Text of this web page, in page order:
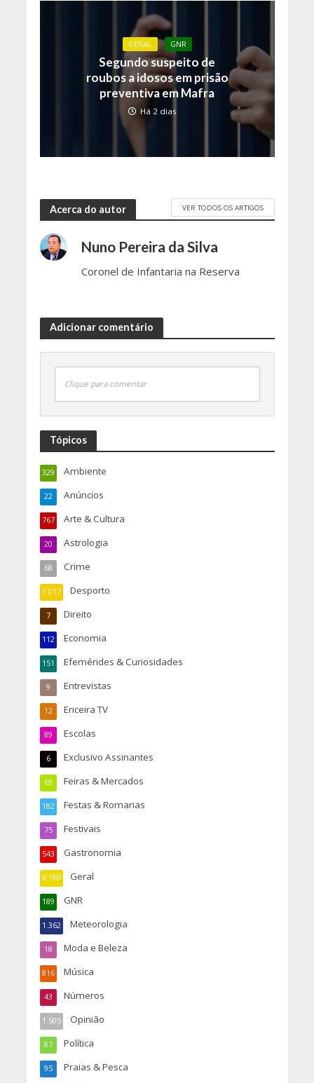
GERAL GNR
Segundo suspeito de
roubos a idosos em prisão
preventiva em Mafra
Há 2 dias
Acerca do autor VER TODOS OS ARTIGOS
Nuno Pereira da Silva
Coronel de Infantaria na Reserva
Adicionar comentário
Clique para comentar
Tópicos
Ambiente
329
Anúncios
22
Arte & Cultura
767
Astrologia
20
Crime
68
Desporto
1.017
Direito
7
Economia
112
Efemérides & Curiosidades
151
Entrevistas
9
Ericeira TV
12
Escolas
89
Exclusivo Assinantes
6
Feiras & Mercados
69
Festas & Romarias
182
Festivais
75
Gastronomia
543
Geral
6.769
GNR
189
Meteorologia
1.362
Moda e Beleza
18
Música
816
Números
43
Opinião
1.505
Política
87
Praias & Pesca
95